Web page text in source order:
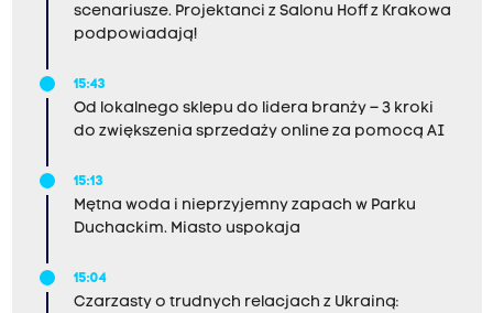
scenariusze. Projektanci z Salonu Hoff z Krakowa
podpowiadają!
15:43
Od lokalnego sklepu do lidera branży – 3 kroki
do zwiększenia sprzedaży online za pomocą AI
15:13
Mętna woda i nieprzyjemny zapach w Parku
Duchackim. Miasto uspokaja
15:04
Czarzasty o trudnych relacjach z Ukrainą: